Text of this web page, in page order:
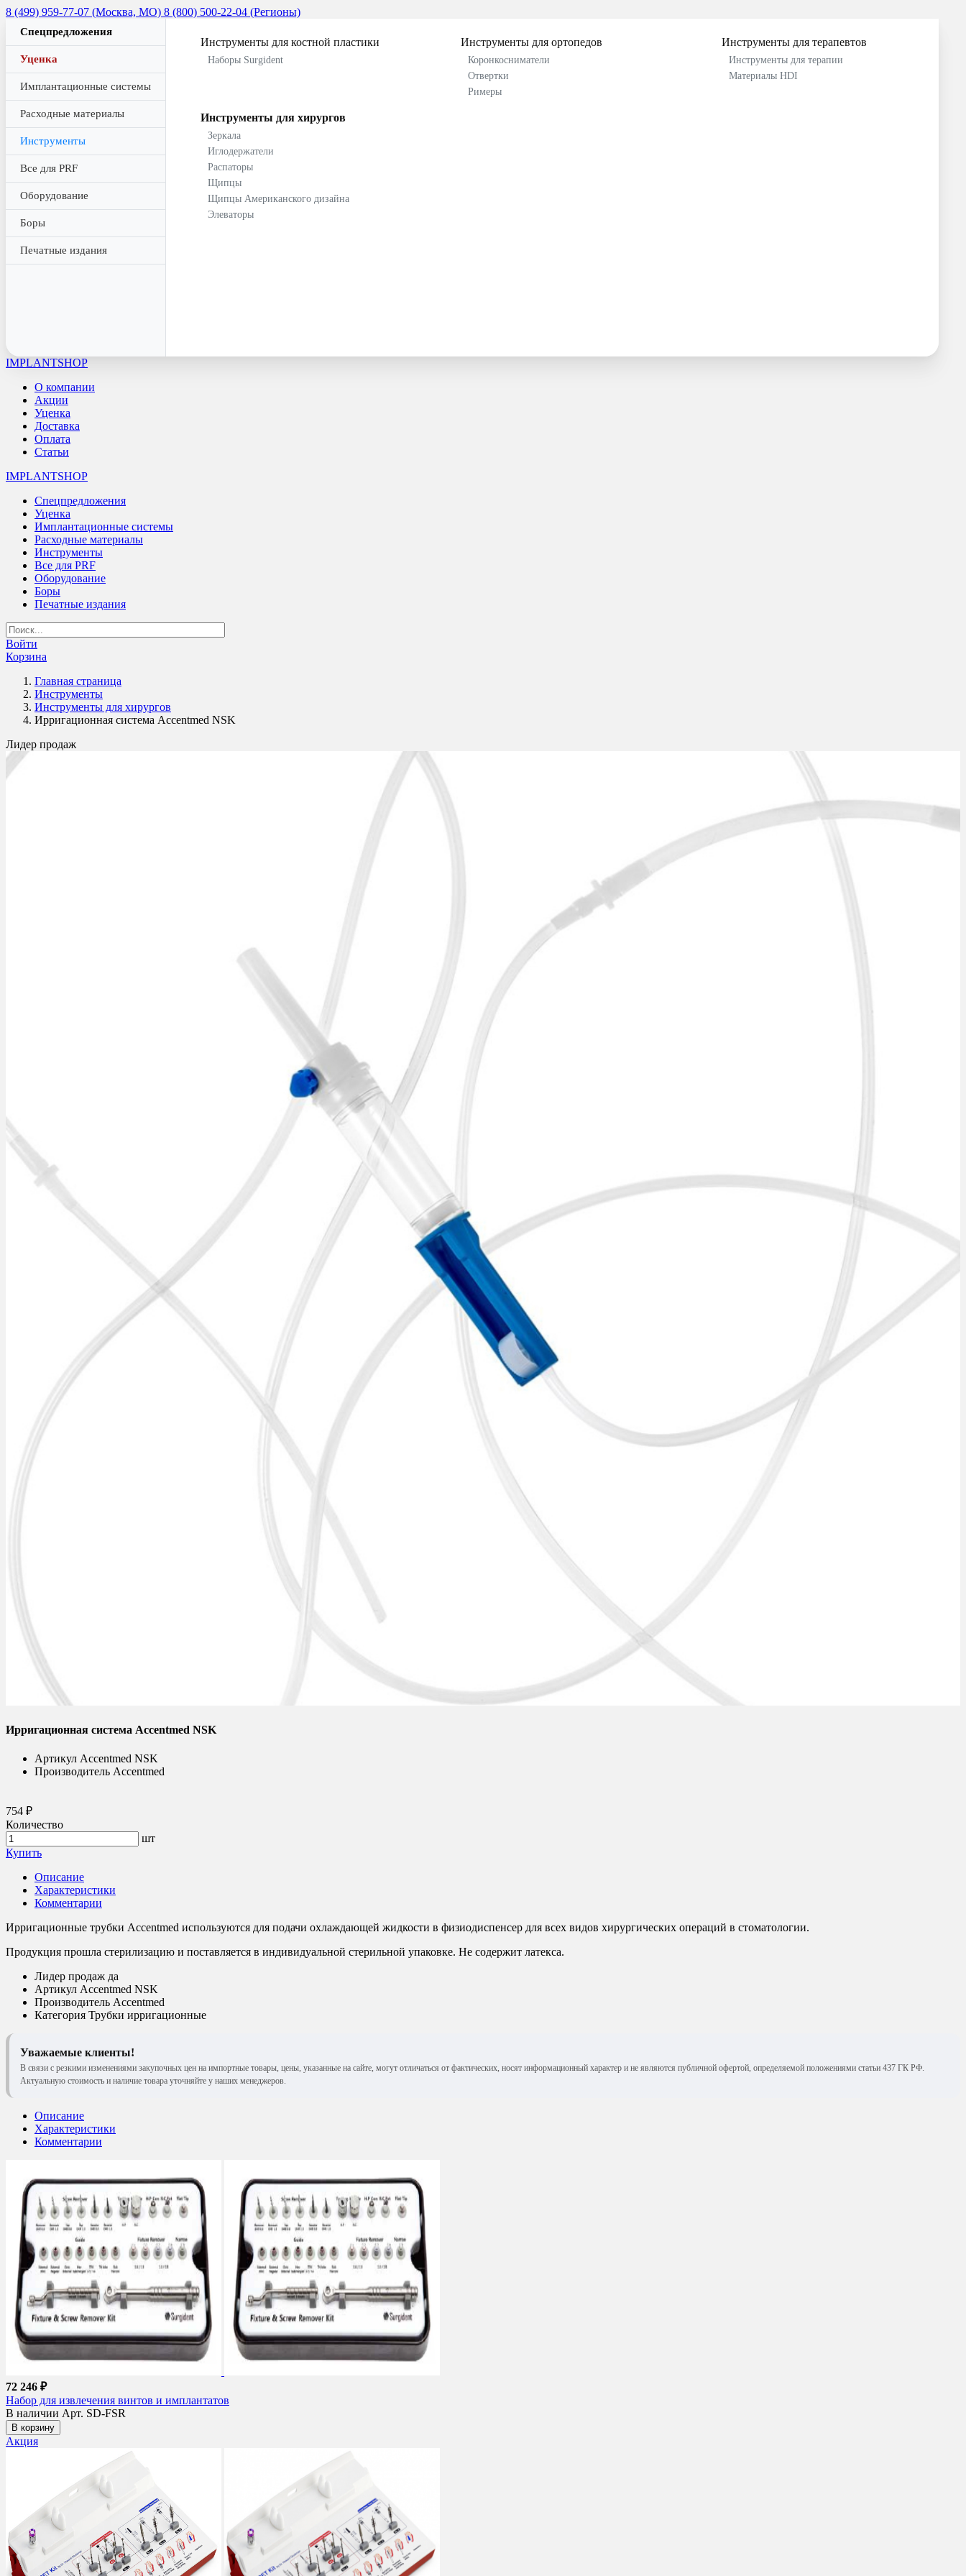
8 (499) 959-77-07 (Москва, МО) 8 (800) 500-22-04 (Регионы)
Спецпредложения
Уценка
Имплантационные системы
Расходные материалы
Инструменты
Все для PRF
Оборудование
Боры
Печатные издания
Инструменты для костной пластики
Наборы Surgident
Инструменты для ортопедов
Коронкосниматели
Отвертки
Римеры
Инструменты для терапевтов
Инструменты для терапии
Материалы HDI
Инструменты для хирургов
Зеркала
Иглодержатели
Распаторы
Щипцы
Щипцы Американского дизайна
Элеваторы
IMPLANTSHOP
О компании
Акции
Уценка
Доставка
Оплата
Статьи
IMPLANTSHOP
Спецпредложения
Уценка
Имплантационные системы
Расходные материалы
Инструменты
Все для PRF
Оборудование
Боры
Печатные издания
Войти
Корзина
Главная страница
Инструменты
Инструменты для хирургов
Ирригационная система Accentmed NSK
Лидер продаж
Ирригационная система Accentmed NSK
Артикул Accentmed NSK
Производитель Accentmed
754 ₽
Количество
шт
Купить
Описание
Характеристики
Комментарии
Ирригационные трубки Accentmed используются для подачи охлаждающей жидкости в физиодиспенсер для всех видов хирургических операций в стоматологии.
Продукция прошла стерилизацию и поставляется в индивидуальной стерильной упаковке. Не содержит латекса.
Лидер продаж да
Артикул Accentmed NSK
Производитель Accentmed
Категория Трубки ирригационные
Уважаемые клиенты!
В связи с резкими изменениями закупочных цен на импортные товары, цены, указанные на сайте, могут отличаться от фактических, носят информационный характер и не являются публичной офертой, определяемой положениями статьи 437 ГК РФ.
Актуальную стоимость и наличие товара уточняйте у наших менеджеров.
Описание
Характеристики
Комментарии
72 246 ₽
Набор для извлечения винтов и имплантатов
В наличии Арт. SD-FSR
В корзину
Акция